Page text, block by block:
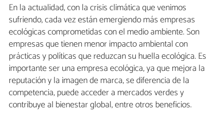
En la actualidad, con la crisis climática que venimos
sufriendo, cada vez están emergiendo más empresas
ecológicas comprometidas con el medio ambiente. Son
empresas que tienen menor impacto ambiental con
prácticas y políticas que reduzcan su huella ecológica. Es
importante ser una empresa ecológica, ya que mejora la
reputación y la imagen de marca, se diferencia de la
competencia, puede acceder a mercados verdes y
contribuye al bienestar global, entre otros beneficios.